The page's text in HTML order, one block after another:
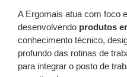
A Ergomais atua com foco
desenvolvendo produtos
conhecimento técnico,
profundo das rotinas de
para integrar o posto de